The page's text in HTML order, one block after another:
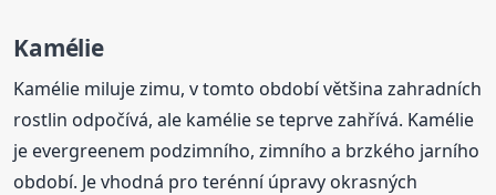
Kamélie
Kamélie miluje zimu, v tomto období většina zahradních
rostlin odpočívá, ale kamélie se teprve zahřívá. Kamélie
je evergreenem podzimního, zimního a brzkého jarního
období. Je vhodná pro terénní úpravy okrasných